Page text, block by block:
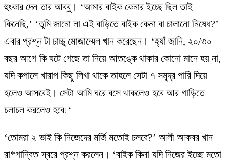
হুংকার দেন তার আব্বু। ‘আমার বাইক কেনার ইচ্ছে ছিল তাই
কিনেছি,’ ‘তুমি জানো না এই বাড়িতে বাইক কেনা বা চালানো নিষেধ?’
এবার প্রশ্ন টা চাচ্চু মোজাম্মেল খান করেছেন। ‘হ্যাঁ জানি, ২০/৩০
বছর আগে কি ঘটে গেছে তা নিয়ে আতঙ্কে থাকার কোনো মানে হয় না,
যদি কপালে খারাপ কিছু লিখা থাকে তাহলে সেটা ৭ সমুদ্র পারি দিয়ে
হলেও আসবেই। সেটা আমি ঘরে বসে থাকলেও হবে আর গাড়িতে
চলাচল করলেও হবে৷ ‘
‘তোমরা ২ ভাই কি নিজেদের মর্জি মতোই চলবে?’ আলী আকবর খান
রা*গান্বিত স্বরে প্রশ্ন করলেন। ‘বাইক কিনা যদি নিজের ইচ্ছে মতো